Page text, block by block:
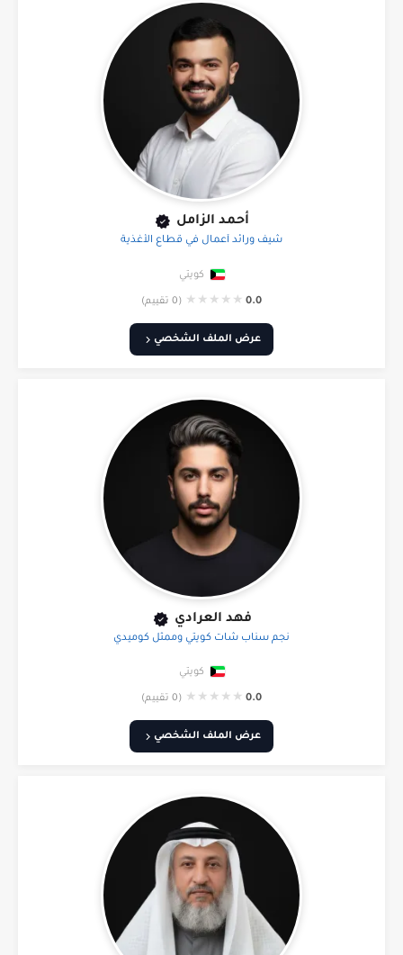
أحمد الزامل
شيف ورائد أعمال في قطاع الأغذية
كويتي
0.0
★
★
★
★
★ (0 تقييم)
عرض الملف الشخصي
فهد العرادي
نجم سناب شات كويتي وممثل كوميدي
كويتي
0.0
★
★
★
★
★ (0 تقييم)
عرض الملف الشخصي